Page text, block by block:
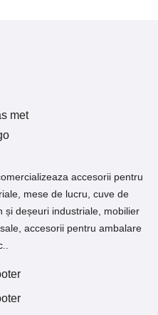
accesorii pentru
mese de lucru, cuve de
și deșeuri industriale, mobilier
accesorii pentru ambalare